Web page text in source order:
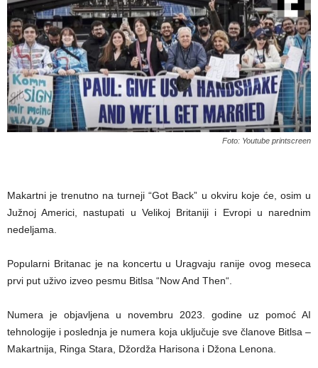
Foto: Youtube printscreen
Makartni je trenutno na turneji “Got Back” u okviru koje će, osim u
Južnoj Americi, nastupati u Velikoj Britaniji i Evropi u narednim
nedeljama.
Popularni Britanac je na koncertu u Uragvaju ranije ovog meseca
prvi put uživo izveo pesmu Bitlsa “Now And Then“.
Numera je objavljena u novembru 2023. godine uz pomoć AI
tehnologije i poslednja je numera koja uključuje sve članove Bitlsa –
Makartnija, Ringa Stara, Džordža Harisona i Džona Lenona.